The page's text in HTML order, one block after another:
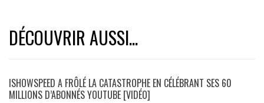
DÉCOUVRIR AUSSI...
ISHOWSPEED A FRÔLÉ LA CATASTROPHE EN CÉLÉBRANT SES 60
MILLIONS D’ABONNÉS YOUTUBE [VIDÉO]